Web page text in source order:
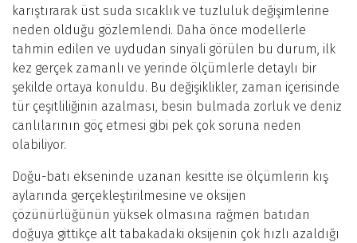
karıştırarak üst suda sıcaklık ve tuzluluk değişimlerine
neden olduğu gözlemlendi. Daha önce modellerle
tahmin edilen ve uydudan sinyali görülen bu durum, ilk
kez gerçek zamanlı ve yerinde ölçümlerle detaylı bir
şekilde ortaya konuldu. Bu değişiklikler, zaman içerisinde
tür çeşitliliğinin azalması, besin bulmada zorluk ve deniz
canlılarının göç etmesi gibi pek çok soruna neden
olabiliyor.
Doğu-batı ekseninde uzanan kesitte ise ölçümlerin kış
aylarında gerçekleştirilmesine ve oksijen
çözünürlüğünün yüksek olmasına rağmen batıdan
doğuya gittikçe alt tabakadaki oksijenin çok hızlı azaldığı